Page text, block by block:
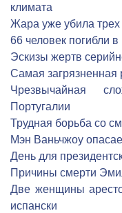
климата
Жара уже убила
66 человек погибли
Эскизы жертв
Самая загрязненная
Чрезвычайная
Португалии
Трудная борьба со
Мэн Ваньчжоу
День для
Причины смерти
Две женщины
испански